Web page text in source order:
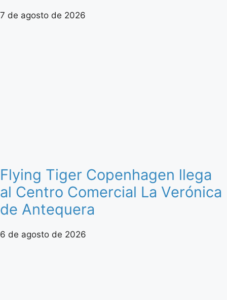
7 de agosto de 2026
Flying Tiger Copenhagen llega
al Centro Comercial La Verónica
de Antequera
6 de agosto de 2026